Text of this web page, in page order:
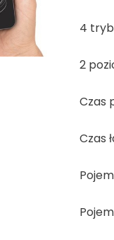
4
2
Czas
Czas